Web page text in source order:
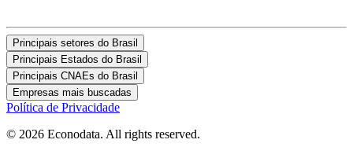
Principais setores do Brasil
Principais Estados do Brasil
Principais CNAEs do Brasil
Empresas mais buscadas
Política de Privacidade
© 2026 Econodata. All rights reserved.